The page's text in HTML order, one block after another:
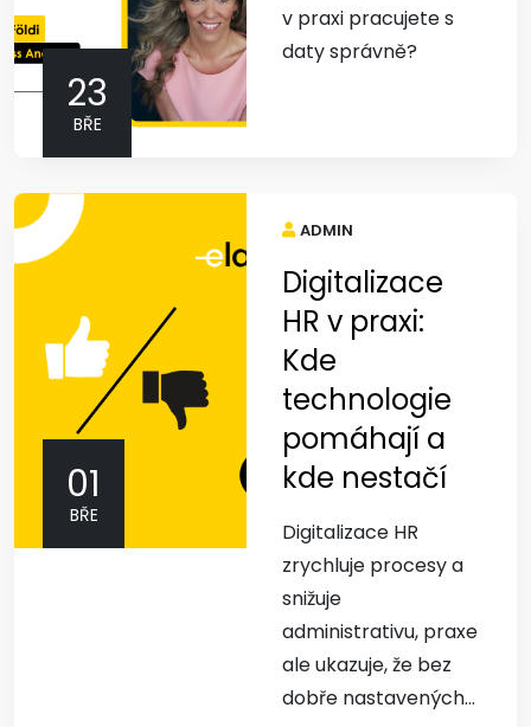
23
BŘE
v praxi pracujete s
daty správně?
01
BŘE
ADMIN
Digitalizace
HR v praxi:
Kde
technologie
pomáhají a
kde nestačí
Digitalizace HR
zrychluje procesy a
snižuje
administrativu, praxe
ale ukazuje, že bez
dobře nastavených...